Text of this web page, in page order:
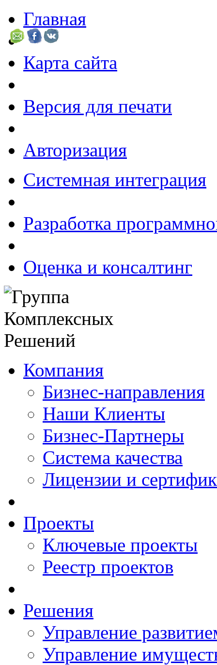
Главная
Карта сайта
Версия для печати
Авторизация
Системная интеграция
Разработка
Оценка и консалтинг
Компания
Бизнес-направления
Наши Клиенты
Бизнес-Партнеры
Система качества
Лицензии и
Проекты
Ключевые проекты
Реестр проектов
Решения
Управление
Управление